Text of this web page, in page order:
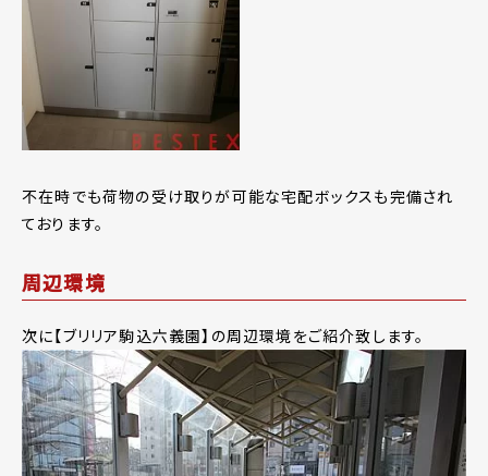
不在時でも荷物の受け取りが可能な宅配ボックスも完備され
ております。
周辺環境
次に【ブリリア駒込六義園】の周辺環境をご紹介致します。